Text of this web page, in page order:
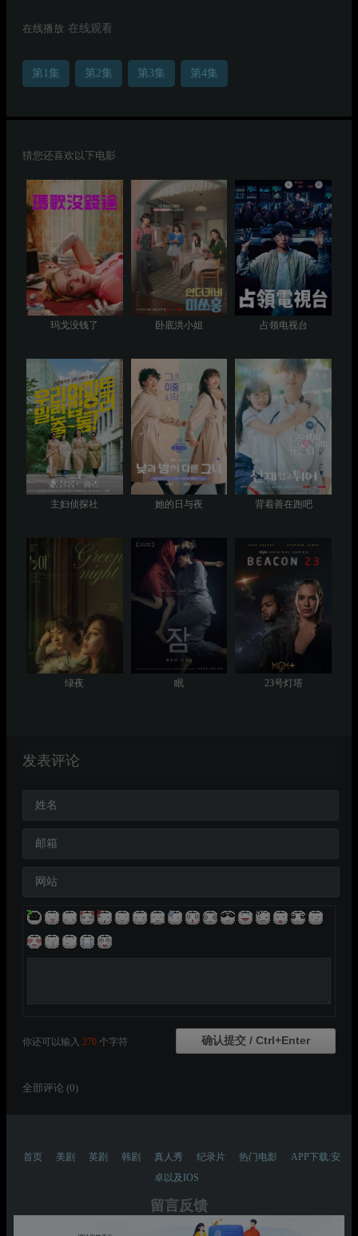
在线播放 在线观看
第1集 第2集 第3集 第4集
猜您还喜欢以下电影
玛戈没钱了 卧底洪小姐 占领电视台
主妇侦探社 她的日与夜 背着善在跑吧
绿夜 眠 23号灯塔
发表评论
姓名
邮箱
网站
你还可以输入 270 个字符
全部评论 (0)
首页 美剧 英剧 韩剧 真人秀 纪录片 热门电影
APP下载:安
卓以及IOS
留言反馈